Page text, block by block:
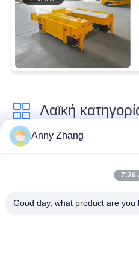
Λαϊκή
κάρρο μεταφοράς
κάρρο μεταφοράς
Anny Zhang
7:26
Good day, what product are you